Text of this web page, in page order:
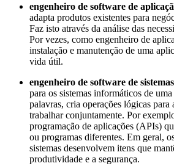
engenheiro de software de
adapta produtos existentes para
Faz isto através da análise das
Por vezes, como engenheiro de
instalação e manutenção de uma
vida útil.
engenheiro de software de
para os sistemas informáticos de
palavras, cria operações lógicas para
trabalhar conjuntamente. Por
programação de aplicações (APIs)
ou programas diferentes. Em geral,
sistemas desenvolvem itens que
produtividade e a segurança.